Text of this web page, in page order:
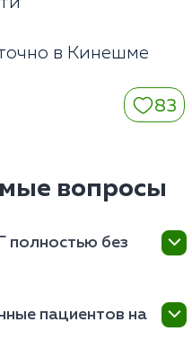
в Кинешме
83
вопросы
полностью без
При выраженных
медикаментов дает
пациентов на